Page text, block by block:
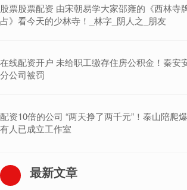
股票股票配资 由宋朝易学大家邵雍的《西林寺
占》看今天的少林寺！_林字_阴人之_朋友
在线配资开户 未给职工缴存住房公积金！秦安
分公司被罚
配资10倍的公司 “两天挣了两千元”！泰山陪爬
有人已成立工作室
最新文章